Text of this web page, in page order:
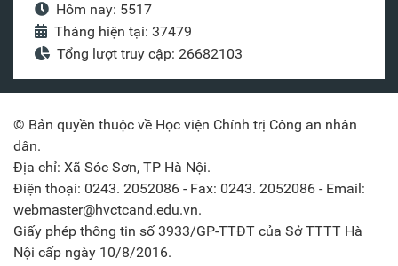
Hôm nay: 5517
Tháng hiện tại: 37479
Tổng lượt truy cập: 26682103
© Bản quyền thuộc về Học viện Chính trị Công an nhân
dân.
Địa chỉ: Xã Sóc Sơn, TP Hà Nội.
Điện thoại: 0243. 2052086 - Fax: 0243. 2052086 - Email:
webmaster@hvctcand.edu.vn.
Giấy phép thông tin số 3933/GP-TTĐT của Sở TTTT Hà
Nội cấp ngày 10/8/2016.